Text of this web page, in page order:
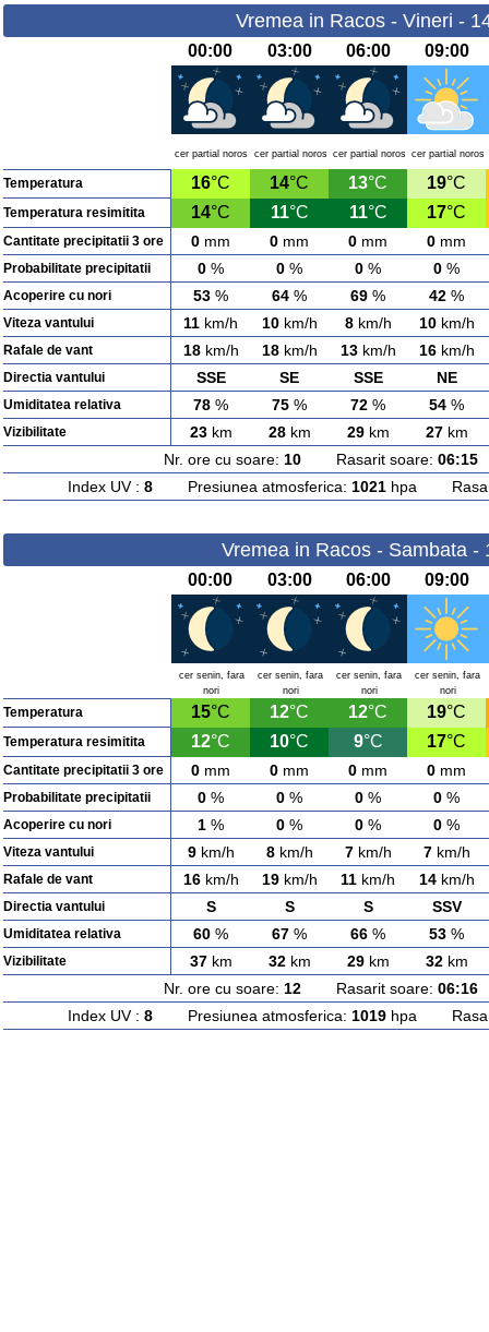
Vremea in Racos - Vineri -
00:00 03:00 06:00 09:00
cer partial noros cer partial noros cer partial noros cer partial noros
Temperatura 16°C 14°C 13°C 19°C
Temperatura resimitita 14°C 11°C 11°C 17°C
Cantitate precipitatii 3 ore 0 mm 0 mm 0 mm 0 mm
Probabilitate precipitatii 0 % 0 % 0 % 0 %
Acoperire cu nori 53 % 64 % 69 % 42 %
Viteza vantului 11 km/h 10km/h 8km/h 10km/h
Rafale de vant 18km/h 18km/h 13km/h 16km/h
Directia vantului SSE SE SSE NE
Umiditatea relativa 78 % 75 % 72 % 54 %
Vizibilitate 23km 28km 29km 27km
Nr. ore cu soare: 10Rasarit soare: 06:15
Index UV : 8 Presiunea atmosferica: 1021 hpa
Vremea in Racos - Sambata -
00:00 03:00 06:00 09:00
cer senin, fara
nori
cer senin, fara
nori
cer senin, fara
nori
cer senin, fara
nori
Temperatura 15°C 12°C 12°C 19°C
Temperatura resimitita 12°C 10°C 9°C 17°C
Cantitate precipitatii 3 ore 0 mm 0 mm 0 mm 0 mm
Probabilitate precipitatii 0 % 0 % 0 % 0 %
Acoperire cu nori 1 % 0 % 0 % 0 %
Viteza vantului 9km/h 8km/h 7km/h 7km/h
Rafale de vant 16km/h 19km/h 11 km/h 14km/h
Directia vantului S S S SSV
Umiditatea relativa 60 % 67 % 66 % 53 %
Vizibilitate 37km 32km 29km 32km
Nr. ore cu soare: 12Rasarit soare: 06:16
Index UV : 8Presiunea atmosferica: 1019hpa